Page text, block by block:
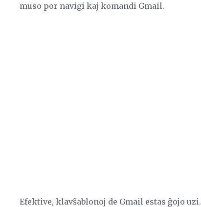
muso por navigi kaj komandi Gmail.
Efektive, klavŝablonoj de Gmail estas ĝojo uzi.